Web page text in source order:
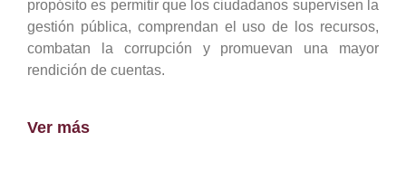
propósito es permitir que los ciudadanos supervisen la
gestión pública, comprendan el uso de los recursos,
combatan la corrupción y promuevan una mayor
rendición de cuentas.
Ver más